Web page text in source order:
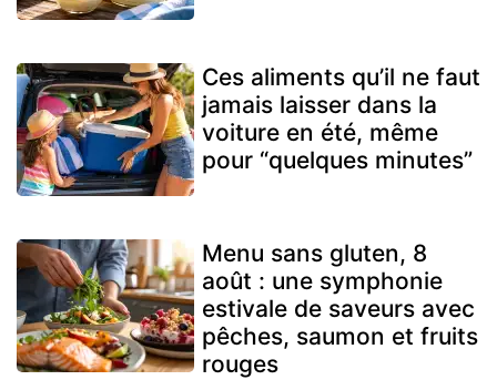
Ces aliments qu’il ne faut
jamais laisser dans la
voiture en été, même
pour “quelques minutes”
Menu sans gluten, 8
août : une symphonie
estivale de saveurs avec
pêches, saumon et fruits
rouges